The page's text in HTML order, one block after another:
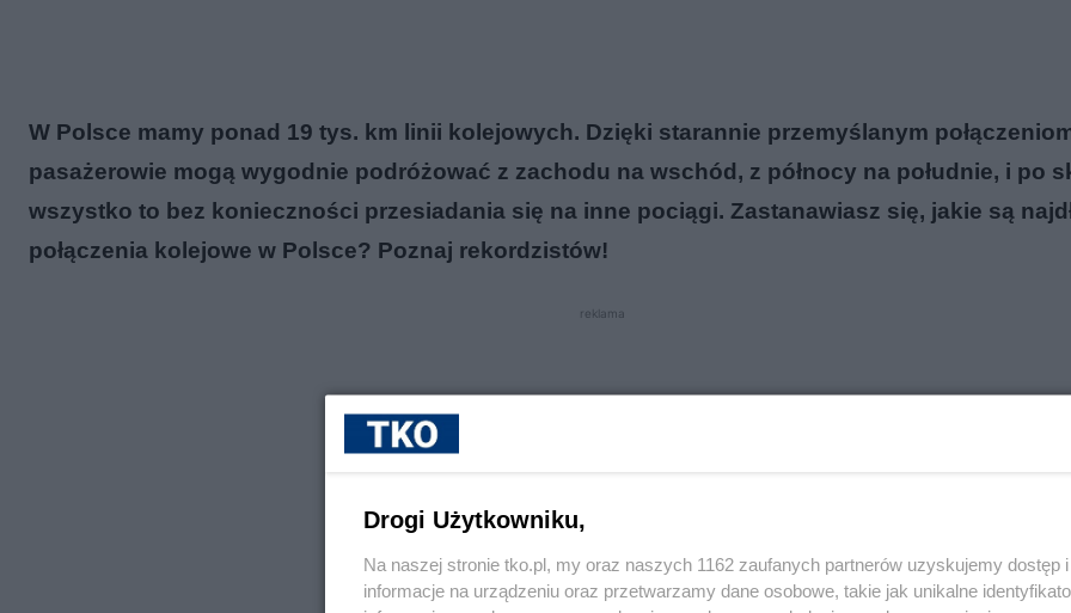
W Polsce mamy ponad 19 tys. km linii kolejowych. Dzięki starannie przemyślanym
pasażerowie mogą wygodnie podróżować z zachodu na wschód, z północy na południe, i po
wszystko to bez konieczności przesiadania się na inne pociągi. Zastanawiasz się, jakie są
połączenia kolejowe w Polsce? Poznaj rekordzistów!
reklama
Drogi Użytkowniku,
Na naszej stronie tko.pl, my oraz naszych 1162 zaufanych partnerów uzyskujemy dostęp
informacje na urządzeniu oraz przetwarzamy dane osobowe, takie jak unikalne